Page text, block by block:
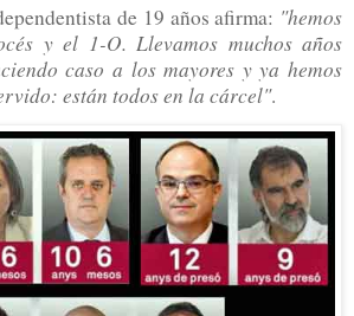
de 19 años afirma: "hemos
y el 1-O. Llevamos muchos años
caso a los mayores y ya hemos
están todos en la cárcel".